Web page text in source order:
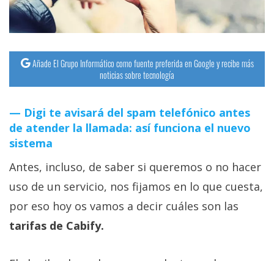
Operadores
Trucos
Ciberseguridad
Sistemas
operativos
Profesional
Añade El Grupo Informático como fuente preferida en Google y recibe más
noticias sobre tecnología
Digi te avisará del spam telefónico antes
de atender la llamada: así funciona el nuevo
sistema
Antes, incluso, de saber si queremos o no hacer
uso de un servicio, nos fijamos en lo que cuesta,
por eso hoy os vamos a decir cuáles son las
tarifas de Cabify.